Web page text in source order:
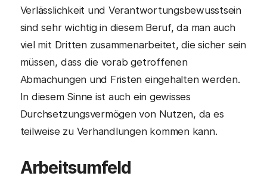
Verlässlichkeit und Verantwortungsbewusstsein
sind sehr wichtig in diesem Beruf, da man auch
viel mit Dritten zusammenarbeitet, die sicher sein
müssen, dass die vorab getroffenen
Abmachungen und Fristen eingehalten werden.
In diesem Sinne ist auch ein gewisses
Durchsetzungsvermögen von Nutzen, da es
teilweise zu Verhandlungen kommen kann.
Arbeitsumfeld